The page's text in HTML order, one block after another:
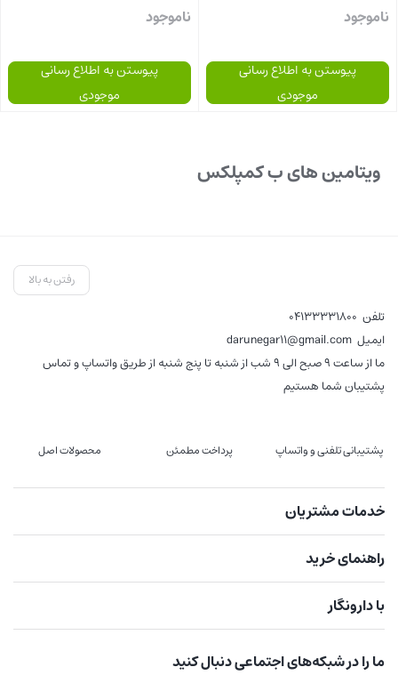
ناموجود
پیوستن به اطلاع رسانی
موجودی
ناموجود
پیوستن به اطلاع رسانی
موجودی
ویتامین های ب کمپلکس
رفتن به بالا
تلفن 04133331800
ایمیل darunegar11@gmail.com
ما از ساعت 9 صبح الی 9 شب از شنبه تا پنج شنبه از طریق واتساپ و تماس
پشتیبان شما هستیم
پشتیبانی تلفنی و واتساپ پرداخت مطمئن محصولات اصل
خدمات مشتریان
راهنمای خرید
با دارونگار
ما را در شبکه‌های اجتماعی دنبال کنید